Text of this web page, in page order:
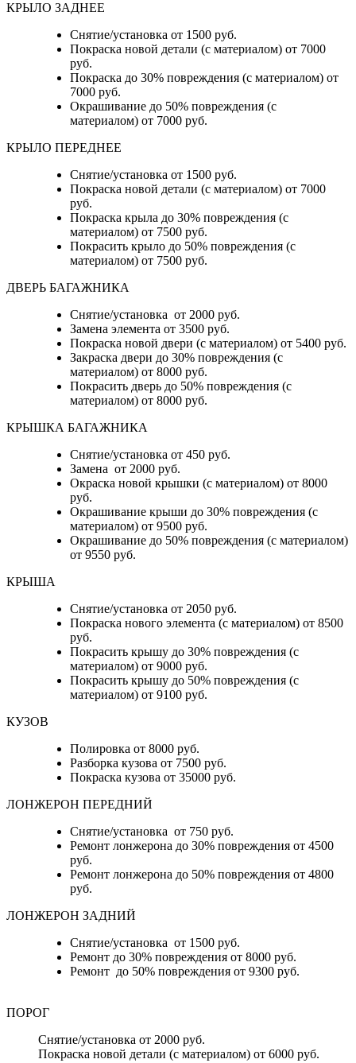
КРЫЛО ЗАДНЕЕ
Снятие/установка от 1500 руб.
Покраска новой детали (с материалом) от 7000
руб.
Покраска до 30% повреждения (с материалом) от
7000 руб.
Окрашивание до 50% повреждения (с
материалом) от 7000 руб.
КРЫЛО ПЕРЕДНЕЕ
Снятие/установка от 1500 руб.
Покраска новой детали (с материалом) от 7000
руб.
Покраска крыла до 30% повреждения (с
материалом) от 7500 руб.
Покрасить крыло до 50% повреждения (с
материалом) от 7500 руб.
ДВЕРЬ БАГАЖНИКА
Снятие/установка от 2000 руб.
Замена элемента от 3500 руб.
Покраска новой двери (с материалом) от 5400 руб.
Закраска двери до 30% повреждения (с
материалом) от 8000 руб.
Покрасить дверь до 50% повреждения (с
материалом) от 8000 руб.
КРЫШКА БАГАЖНИКА
Снятие/установка от 450 руб.
Замена от 2000 руб.
Окраска новой крышки (с материалом) от 8000
руб.
Окрашивание крыши до 30% повреждения (с
материалом) от 9500 руб.
Окрашивание до 50% повреждения (с материалом)
от 9550 руб.
КРЫША
Снятие/установка от 2050 руб.
Покраска нового элемента (с материалом) от 8500
руб.
Покрасить крышу до 30% повреждения (с
материалом) от 9000 руб.
Покрасить крышу до 50% повреждения (с
материалом) от 9100 руб.
КУЗОВ
Полировка от 8000 руб.
Разборка кузова от 7500 руб.
Покраска кузова от 35000 руб.
ЛОНЖЕРОН ПЕРЕДНИЙ
Снятие/установка от 750 руб.
Ремонт лонжерона до 30% повреждения от 4500
руб.
Ремонт лонжерона до 50% повреждения от 4800
руб.
ЛОНЖЕРОН ЗАДНИЙ
Снятие/установка от 1500 руб.
Ремонт до 30% повреждения от 8000 руб.
Ремонт до 50% повреждения от 9300 руб.
ПОРОГ
Снятие/установка от 2000 руб.
Покраска новой детали (с материалом) от 6000 руб.